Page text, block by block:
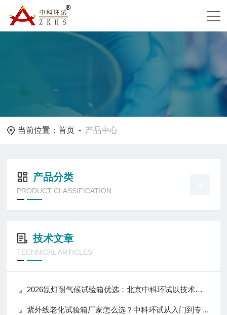
当前位置：首页 - 产品中心
产品分类
PRODUCT CLASSIFICATION
技术文章
TECHNICAL ARTICLES
2026氙灯耐气候试验箱优选：北京中科环试以技术实力推动行业应用升级
紫外线老化试验箱厂家怎么选？中科环试从入门到专业级全覆盖值得关注